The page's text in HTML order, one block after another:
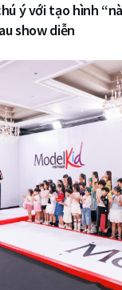
ý với tạo hình
show diễn